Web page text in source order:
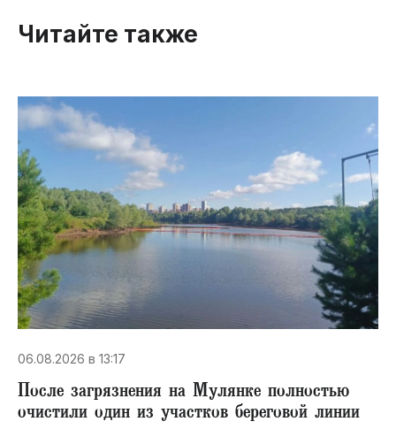
Читайте также
06.08.2026 в 13:17
После загрязнения на Мулянке полностью
очистили один из участков береговой линии